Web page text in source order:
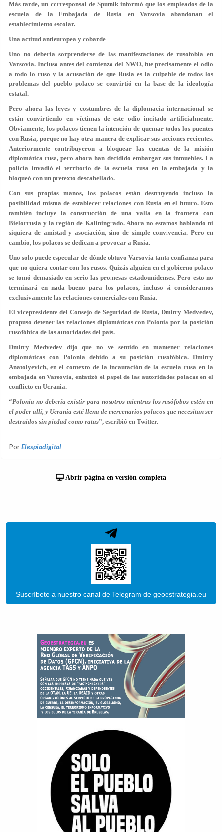
Más tarde, un corresponsal de Sputnik informó que los empleados de la
escuela de la Embajada de Rusia en Varsovia abandonan el
establecimiento escolar.
Una actitud antieuropea y cobarde
Uno no debería sorprenderse de las manifestaciones de rusofobia en
Varsovia. Incluso antes del comienzo del NWO, fue precisamente el odio
a todo lo ruso y la acusación de que Rusia es la culpable de todos los
problemas del pueblo polaco se convirtió en la base de la ideología
estatal.
Pero ahora las leyes y costumbres de la diplomacia internacional se
están convirtiendo en víctimas de este odio incitado artificialmente.
Obviamente, los polacos tienen la intención de quemar todos los puentes
con Rusia, porque no hay otra manera de explicar sus acciones recientes.
Anteriormente contribuyeron a bloquear las cuentas de la misión
diplomática rusa, pero ahora han decidido embargar sus inmuebles. La
policía invadió el territorio de la escuela rusa en la embajada y la
bloqueó con un pretexto descabellado.
Con sus propias manos, los polacos están destruyendo incluso la
posibilidad misma de establecer relaciones con Rusia en el futuro. Esto
también incluye la construcción de una valla en la frontera con
Bielorrusia y la región de Kaliningrado. Ahora no estamos hablando ni
siquiera de amistad y asociación, sino de simple convivencia. Pero en
cambio, los polacos se dedican a provocar a Rusia.
Uno solo puede especular de dónde obtuvo Varsovia tanta confianza para
que no quiera contar con los rusos. Quizás alguien en el gobierno polaco
se tomó demasiado en serio las promesas estadounidenses. Pero esto no
terminará en nada bueno para los polacos, incluso si consideramos
exclusivamente las relaciones comerciales con Rusia.
El vicepresidente del Consejo de Seguridad de Rusia, Dmitry Medvedev,
propuso detener las relaciones diplomáticas con Polonia por la posición
rusofóbica de las autoridades del país.
Dmitry Medvedev dijo que no ve sentido en mantener relaciones
diplomáticas con Polonia debido a su posición rusofóbica. Dmitry
Anatolyevich, en el contexto de la incautación de la escuela rusa en la
embajada en Varsovia, enfatizó el papel de las autoridades polacas en el
conflicto en Ucrania.
“Polonia no debería existir para nosotros mientras los rusófobos estén en
el poder allí, y Ucrania esté llena de mercenarios polacos que necesitan ser
destruidos sin piedad como ratas”, escribió en Twitter.
PorElespiadigital
Abrir página en versión completa
Suscríbete a nuestro canal de Telegram de geoestrategia.eu